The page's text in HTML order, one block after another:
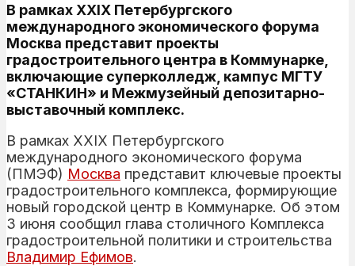
В рамках XXIX Петербургского
международного экономического форума
Москва представит проекты
градостроительного центра в Коммунарке,
включающие суперколледж, кампус МГТУ
«СТАНКИН» и Межмузейный депозитарно-
выставочный комплекс.
В рамках XXIX Петербургского
международного экономического форума
(ПМЭФ) Москва представит ключевые проекты
градостроительного комплекса, формирующие
новый городской центр в Коммунарке. Об этом
3 июня сообщил глава столичного Комплекса
градостроительной политики и строительства
Владимир Ефимов.